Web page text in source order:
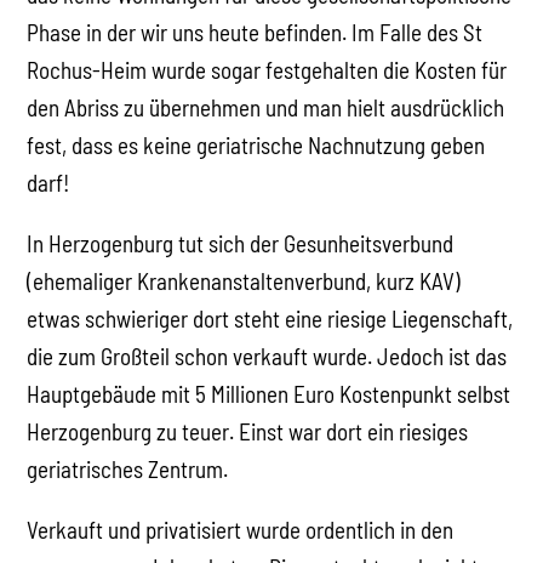
Phase in der wir uns heute befinden. Im Falle des St
Rochus-Heim wurde sogar festgehalten die Kosten für
den Abriss zu übernehmen und man hielt ausdrücklich
fest, dass es keine geriatrische Nachnutzung geben
darf!
In Herzogenburg tut sich der Gesunheitsverbund
(ehemaliger Krankenanstaltenverbund, kurz KAV)
etwas schwieriger dort steht eine riesige Liegenschaft,
die zum Großteil schon verkauft wurde. Jedoch ist das
Hauptgebäude mit 5 Millionen Euro Kostenpunkt selbst
Herzogenburg zu teuer. Einst war dort ein riesiges
geriatrisches Zentrum.
Verkauft und privatisiert wurde ordentlich in den